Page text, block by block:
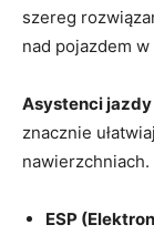
szereg
nad pojazdem
Asystenci jazdy
znacznie
ESP